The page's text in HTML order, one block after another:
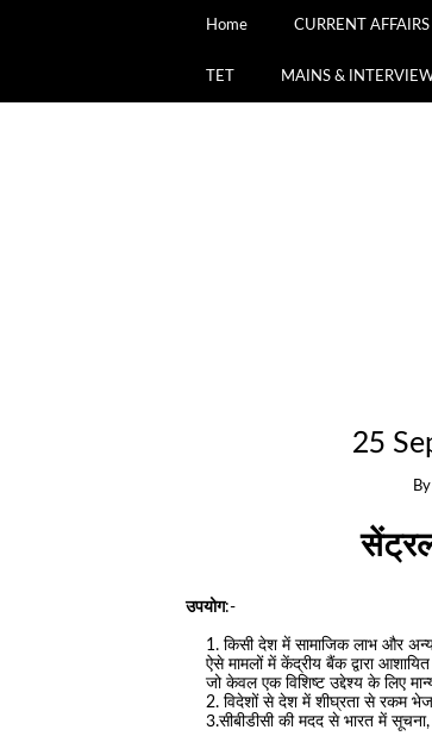
Home CURRENT AFFAIRS
TET MAINS &
25
By
उपयोग:-
किसी देश में सामाजिक लाभ और
ऐसे मामलों में केंद्रीय बैंक द्वारा
जो केवल एक विशिष्ट उद्देश्य के लिए
विदेशों से देश में शीघ्रता से रकम
3.सीबीडीसी की मदद से भारत में